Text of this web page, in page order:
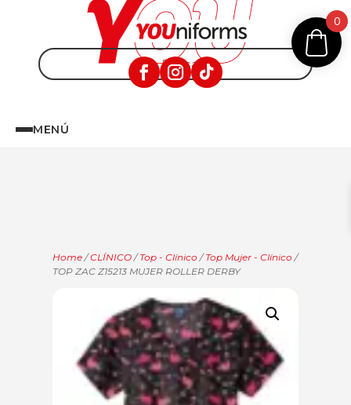
MENÚ
Home /CLÍNICO /Top - Clínico /Top Mujer - Clínico /
TOP ZAC Z15213 MUJER ROLLER DERBY
0